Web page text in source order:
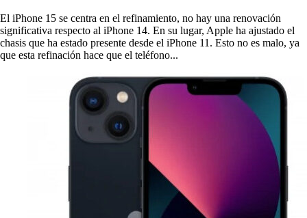
El iPhone 15 se centra en el refinamiento, no hay una renovación
significativa respecto al iPhone 14. En su lugar, Apple ha ajustado el
chasis que ha estado presente desde el iPhone 11. Esto no es malo, ya
que esta refinación hace que el teléfono...